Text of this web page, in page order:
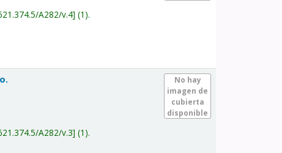
A282/v.4 (1).
No hay
imagen de
cubierta
disponible
A282/v.3 (1).